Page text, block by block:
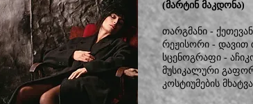
(მარტინ მაკდონა)
თარგმანი -
რეჟისორი - დავით
სცენოგრაფი -
მუსიკალური
კოსტიუმების